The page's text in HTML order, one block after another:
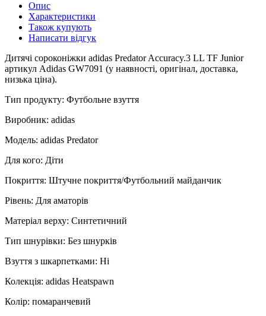
Опис
Характеристики
Також купують
Написати відгук
Дитячі сороконіжки adidas Predator Accuracy.3 LL TF Junior
артикул Adidas GW7091 (у наявності, оригінал, доставка,
низька ціна).
Тип продукту: Футбольне взуття
Виробник: adidas
Модель: adidas Predator
Для кого: Діти
Покриття: Штучне покриття/Футбольний майданчик
Рівень: Для аматорів
Матеріал верху: Синтетичний
Тип шнурівки: Без шнурків
Взуття з шкарпетками: Ні
Колекція: adidas Heatspawn
Колір: помаранчевий